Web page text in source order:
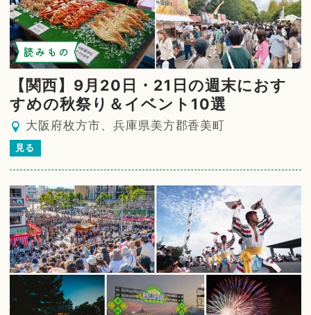
読みもの
【関西】9月20日・21日の週末におす
すめの秋祭り＆イベント10選
大阪府枚方市、兵庫県美方郡香美町
見る